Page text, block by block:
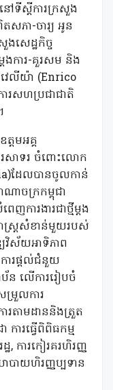
ៅទីស្ដីការក្រសួង
តសភា-ចារ្យ អូន
ងសេដ្ឋកិច្ច
ងការ-គួរសម និង
វេលីយ៉ា (Enrico
រសហប្រជាជាតិ
តមអគ្គ
រសាទរ ចំពោះលោក
ដែលបានចូលកាន់
ាចក្រកម្ពុជា
ការងារជាថ្មីម្តង
ស្រ្តសំខាន់មួយរបស់
ឍវិស័យអាទិភាព
ារផ្តល់ជំនួយ
ន លើការរៀបចំ
រួលការ
រតាមដាននិងត្រួត
ារធ្វើពិពិធកម្ម
, ការកៀរគរហិរញ្ញ
បាយហិរញ្ញប្បទាន